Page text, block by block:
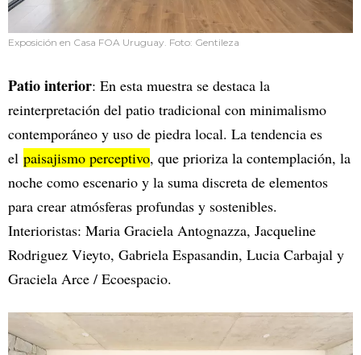
Exposición en Casa FOA Uruguay. Foto: Gentileza
Patio interior: En esta muestra se destaca la
reinterpretación del patio tradicional con minimalismo
contemporáneo y uso de piedra local. La tendencia es
el paisajismo perceptivo, que prioriza la contemplación, la
noche como escenario y la suma discreta de elementos
para crear atmósferas profundas y sostenibles.
Interioristas: Maria Graciela Antognazza, Jacqueline
Rodriguez Vieyto, Gabriela Espasandin, Lucia Carbajal y
Graciela Arce / Ecoespacio.